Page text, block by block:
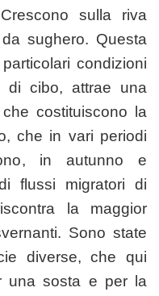
sulla riva
sughero. Questa
condizioni
di cibo, attrae una
costituiscono la
che in vari periodi
in autunno e
flussi migratori di
la maggior
Sono state
diverse, che qui
una sosta e per la